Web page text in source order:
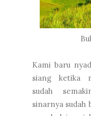
Kami baru
siang ketika
sudah
sinarnya sudah